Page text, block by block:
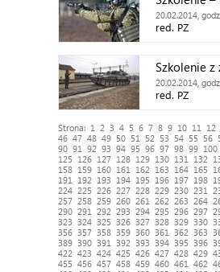
20.02.2014,
red. PZ
Szkolenie
20.02.2014,
red. PZ
Strona: 1 2 3 4 5 6 7 8 9 10 11 12
46 47 48 49 50 51 52 53 54 55 56
90 91 92 93 94 95 96 97 98 99 100
125
126 127 128 129 130 131 132
158 159 160 161 162 163 164 165
191
192 193 194 195 196 197 198
224 225 226 227 228 229 230 231
257 258 259 260 261 262 263 264
290 291 292 293 294 295 296 297
323
324 325 326 327 328 329 330
356 357 358 359 360 361 362 363
389 390 391 392 393 394 395 396
422 423 424 425 426 427 428 429
455 456 457 458 459 460 461 462